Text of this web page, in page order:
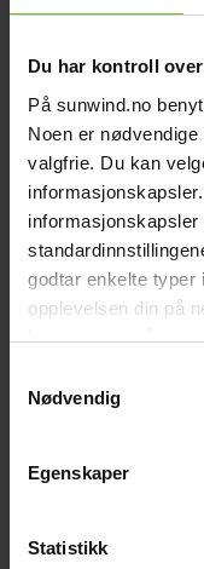
Du har kontroll
På sunwind.no
Noen er
valgfrie. Du kan
godtar enkelte typer
opplevelsen din på
Les mer om vår
Nødvendig
Egenskaper
Statistikk